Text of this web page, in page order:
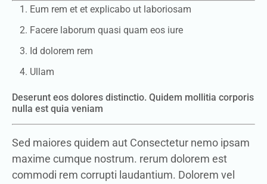
Eum rem et et explicabo ut laboriosam
Facere laborum quasi quam eos iure
Id dolorem rem
Ullam
Deserunt eos dolores distinctio. Quidem mollitia corporis
nulla est quia veniam
Sed maiores quidem aut Consectetur nemo ipsam
maxime cumque nostrum. rerum dolorem est
commodi rem corrupti laudantium. Dolorem vel